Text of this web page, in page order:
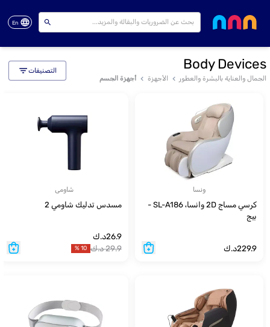
En
Body Devices
الجمال والعناية بالبشرة والعطور الأجهزة أجهزة الجسم
ونسا
كرسي مساج 2D وانسا، SL-A186 -
بيج
229.9د.ك
شاومى
مسدس تدليك شاومي 2
26.9د.ك
29.9د.ك 10
%
التصنيفات